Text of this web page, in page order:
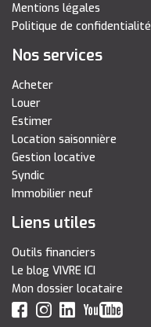
Mentions légales
Politique de confidentialité
Nos services
Acheter
Louer
Estimer
Location saisonnière
Gestion locative
Syndic
Immobilier neuf
Liens utiles
Outils financiers
Le blog VIVRE ICI
Mon dossier locataire